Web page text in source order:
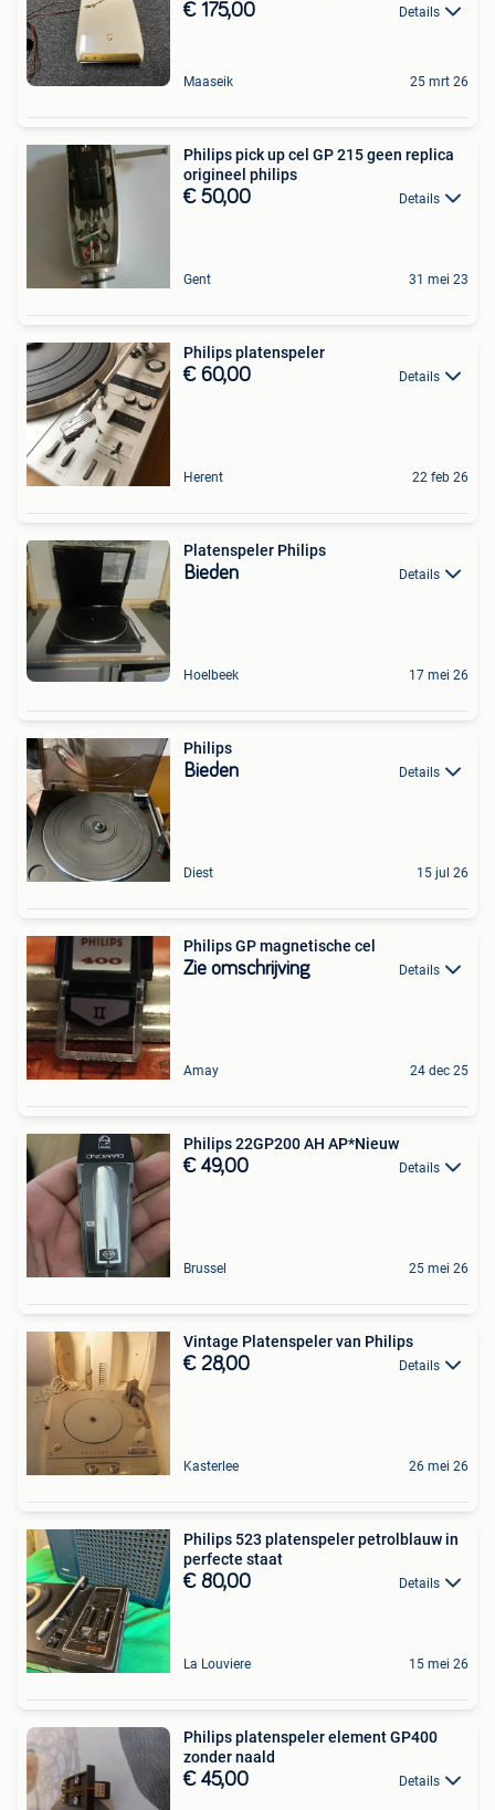
€ 175,00 Details
Maaseik 25 mrt 26
Philips pick up cel GP 215 geen replica
origineel philips
€ 50,00 Details
Gent 31 mei 23
Philips platenspeler
€ 60,00 Details
Herent 22 feb 26
Platenspeler Philips
Bieden Details
Hoelbeek 17 mei 26
Philips
Bieden Details
Diest 15 jul 26
Philips GP magnetische cel
Zie omschrijving Details
Amay 24 dec 25
Philips 22GP200 AH AP*Nieuw
€ 49,00 Details
Brussel 25 mei 26
Vintage Platenspeler van Philips
€ 28,00 Details
Kasterlee 26 mei 26
Philips 523 platenspeler petrolblauw in
perfecte staat
€ 80,00 Details
La Louviere 15 mei 26
Philips platenspeler element GP400
zonder naald
€ 45,00 Details